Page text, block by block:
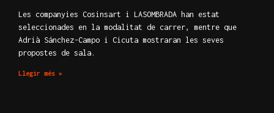
Les companyies Cosinsart i LASOMBRADA han estat
seleccionades en la modalitat de carrer, mentre que
Adrià Sánchez-Campo i Cicuta mostraran les seves
propostes de sala.
Llegir més »